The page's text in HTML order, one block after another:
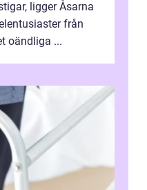
ligger Åsarna
från
oändliga ...